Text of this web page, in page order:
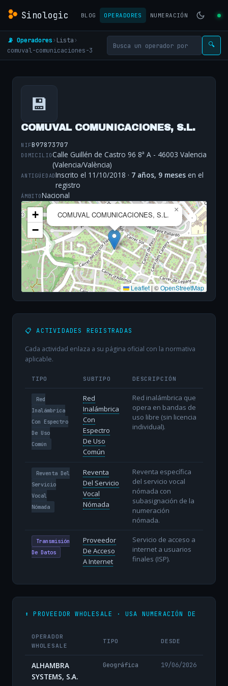
Sinologic BLOG OPERADORES NUMERACIÓN
📡 Operadores› Lista›
comuval-comunicaciones-3
🔍
💾
COMUVAL COMUNICACIONES, S.L.
NIFB97873707
DOMICILIOCalle Guillén de Castro 96 8ª A - 46003 Valencia
(Valencia/València)
ANTIGÜEDADInscrito el 11/10/2018 · 7 años, 9 meses en el
registro
ÁMBITONacional
COMUVAL COMUNICACIONES, S.L.
×
+
−
Leaflet | ©OpenStreetMap
📋 ACTIVIDADES REGISTRADAS
Cada actividad enlaza a su página oficial con la normativa
aplicable.
TIPO SUBTIPO DESCRIPCIÓN
Red
Inalámbrica
Con Espectro
De Uso
Común
Red
Inalámbrica
Con
Espectro
De Uso
Común
Red inalámbrica que
opera en bandas de
uso libre (sin licencia
individual).
Reventa Del
Servicio
Vocal
Nómada
Reventa
Del Servicio
Vocal
Nómada
Reventa específica
del servicio vocal
nómada con
subasignación de la
numeración
nómada.
Transmisión
De Datos
Proveedor
De Acceso
A Internet
Servicio de acceso a
internet a usuarios
finales (ISP).
⬆️ PROVEEDOR WHOLESALE · USA NUMERACIÓN DE
OPERADOR
WHOLESALE
TIPO DESDE
ALHAMBRA
SYSTEMS, S.A.
Geográfica 19/06/2026